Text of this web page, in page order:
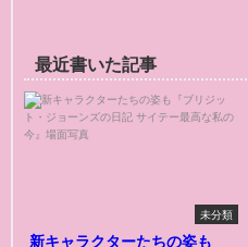
最近書いた記事
未分類
新キャラクターたちの姿も